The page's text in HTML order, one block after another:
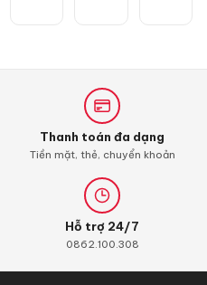
Thanh toán đa dạng
Tiền mặt, thẻ, chuyển khoản
Hỗ trợ 24/7
0862.100.308